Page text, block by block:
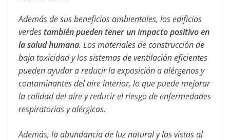
Además de sus beneficios ambientales, los edificios
verdes también pueden tener un impacto positivo en
la salud humana. Los materiales de construcción de
baja toxicidad y los sistemas de ventilación eficientes
pueden ayudar a reducir la exposición a alérgenos y
contaminantes del aire interior, lo que puede mejorar
la calidad del aire y reducir el riesgo de enfermedades
respiratorias y alérgicas.
Además, la abundancia de luz natural y las vistas al